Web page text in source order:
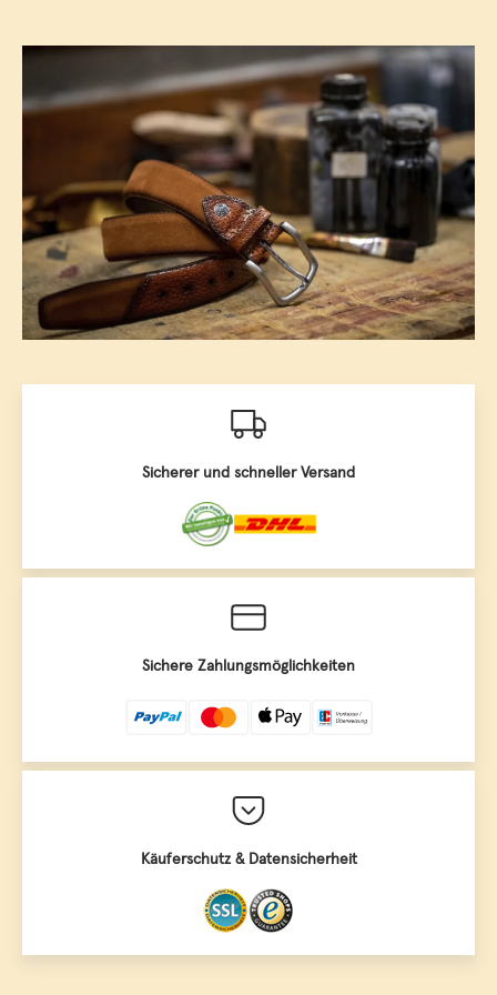
Sicherer und schneller Versand
Sichere Zahlungsmöglichkeiten
Käuferschutz & Datensicherheit